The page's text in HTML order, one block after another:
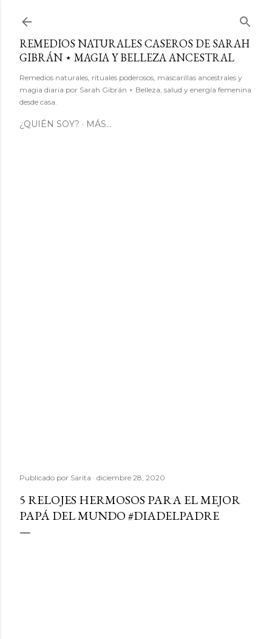
REMEDIOS NATURALES CASEROS DE SARAH
GIBRÁN ⋆ MAGIA Y BELLEZA ANCESTRAL
Remedios naturales, rituales poderosos, mascarillas ancestrales y
magia diaria por Sarah Gibrán ⋆ Belleza, salud y energía femenina
desde casa.
¿QUIÉN SOY? MÁS…
Publicado por Sarita diciembre 28, 2020
5 RELOJES HERMOSOS PARA EL MEJOR
PAPÁ DEL MUNDO #DIADELPADRE